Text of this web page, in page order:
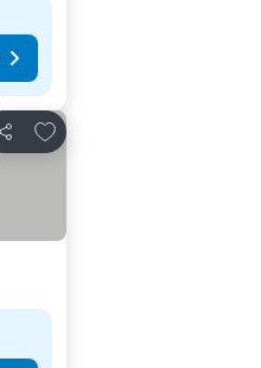
Κοινοποίηση
Προσθήκη στα αγαπημένα